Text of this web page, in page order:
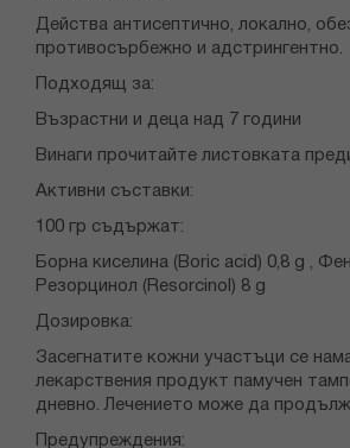
Действа антисептично, локално,
противосърбежно и адстрингентно.
Подходящ за:
Възрастни и деца над 7 години
Винаги прочитайте листовката
Активни съставки:
100 гр съдържат:
Борна киселина (Boric acid) 0,8 g ,
Резорцинол (Resorcinol) 8 g
Дозировка:
Засегнатите кожни участъци се
лекарствения продукт памучен
дневно. Лечението може да
Предупреждения: